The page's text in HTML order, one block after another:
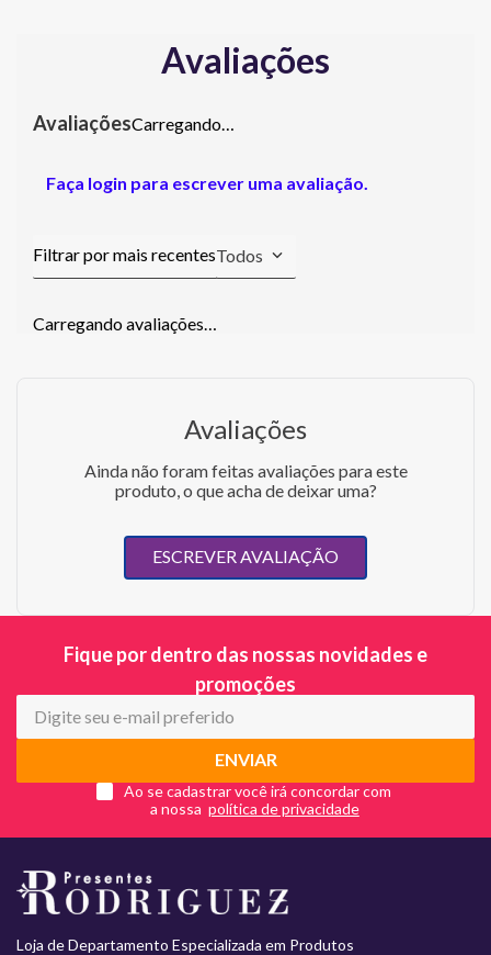
Avaliações
Carregando…
Faça login para escrever uma avaliação.
Todos
Carregando avaliações…
Avaliações
Ainda não foram feitas avaliações para este
produto, o que acha de deixar uma?
ESCREVER AVALIAÇÃO
Fique por dentro das nossas novidades e
promoções
ENVIAR
Ao se cadastrar você irá concordar com
a nossa
Loja de Departamento Especializada em Produtos